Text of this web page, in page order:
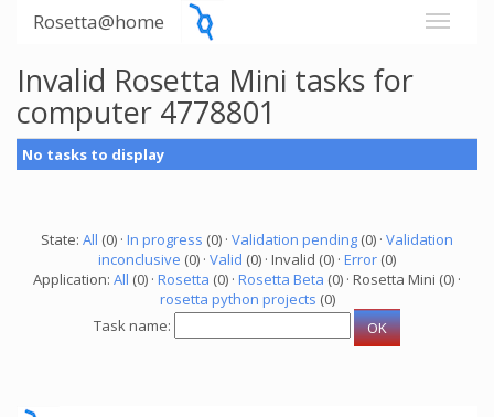
Rosetta@home
Invalid Rosetta Mini tasks for
computer 4778801
No tasks to display
State: All (0) · In progress (0) · Validation pending (0) · Validation
inconclusive (0) · Valid (0) · Invalid (0) · Error (0)
Application: All (0) · Rosetta (0) · Rosetta Beta (0) · Rosetta Mini (0) ·
rosetta python projects (0)
Task name: